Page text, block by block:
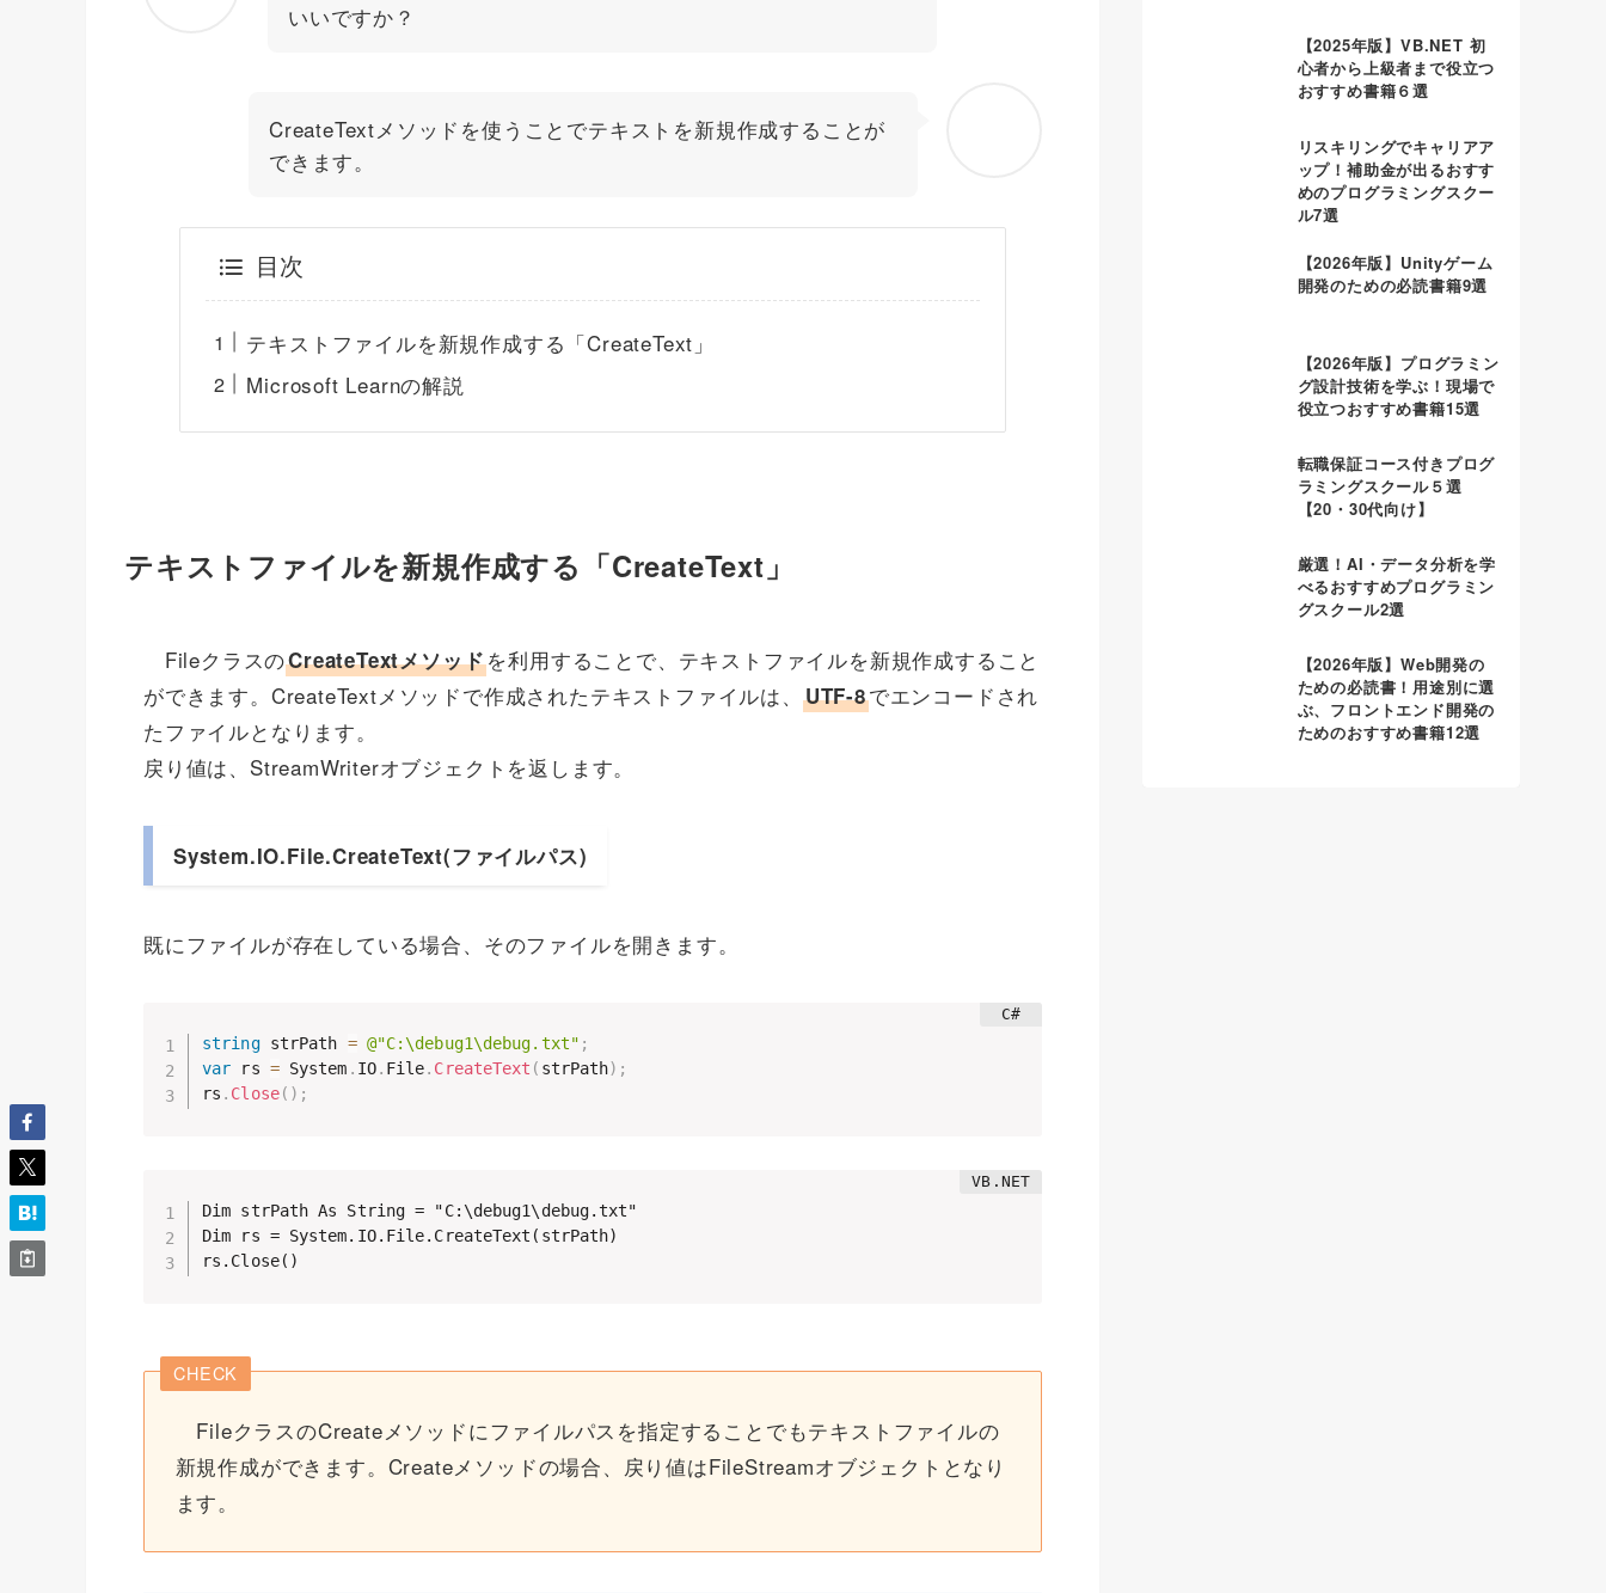
いいですか？
CreateTextメソッドを使うことでテキストを新規作成することが
できます。
目次
テキストファイルを新規作成する「CreateText」
Microsoft Learnの解説
テキストファイルを新規作成する「CreateText」
FileクラスのCreateTextメソッドを利用することで、テキストファイルを新規作成すること
ができます。CreateTextメソッドで作成されたテキストファイルは、
UTF-8でエンコードされ
たファイルとなります。
戻り値は、StreamWriterオブジェクトを返します。
System.IO.File.CreateText(ファイルパス)
既にファイルが存在している場合、そのファイルを開きます。
string strPath = @"C:\debug1\debug.txt" ;
var rs = System . IO. File. CreateText ( strPath) ;
rs . Close( ) ;
Dim strPath As String = "C:\debug1\debug.txt"
Dim rs = System.IO.File.CreateText(strPath)
rs.Close()
CHECK
FileクラスのCreateメソッドにファイルパスを指定することでもテキストファイルの
新規作成ができます。Createメソッドの場合、戻り値はFileStreamオブジェクトとなり
ます。
【2025年版】VB.NET 初
心者から上級者まで役立つ
おすすめ書籍６選
リスキリングでキャリアア
ップ！補助金が出るおすす
めのプログラミングスクー
ル7選
【2026年版】Unityゲーム
開発のための必読書籍9選
【2026年版】プログラミン
グ設計技術を学ぶ！現場で
役立つおすすめ書籍15選
転職保証コース付きプログ
ラミングスクール５選
【20・30代向け】
厳選！AI・データ分析を学
べるおすすめプログラミン
グスクール2選
【2026年版】Web開発の
ための必読書！用途別に選
ぶ、フロントエンド開発の
ためのおすすめ書籍12選